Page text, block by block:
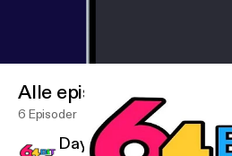
Alle episoder
6 Episoder
Days gone amd tekken7